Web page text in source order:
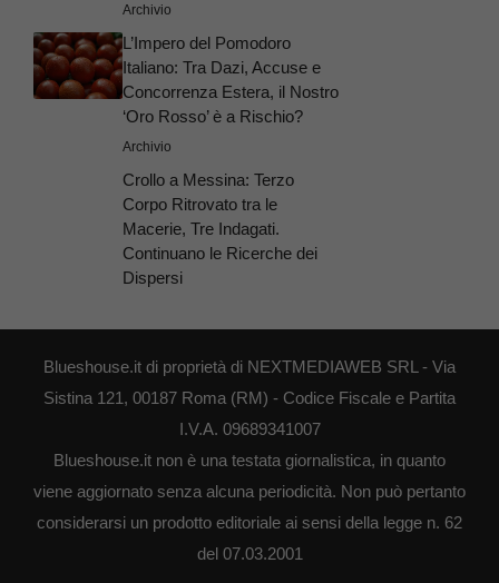
Archivio
L’Impero del Pomodoro
Italiano: Tra Dazi, Accuse e
Concorrenza Estera, il Nostro
‘Oro Rosso’ è a Rischio?
Archivio
Crollo a Messina: Terzo
Corpo Ritrovato tra le
Macerie, Tre Indagati.
Continuano le Ricerche dei
Dispersi
Blueshouse.it di proprietà di NEXTMEDIAWEB SRL - Via
Sistina 121, 00187 Roma (RM) - Codice Fiscale e Partita
I.V.A. 09689341007
Blueshouse.it non è una testata giornalistica, in quanto
viene aggiornato senza alcuna periodicità. Non può pertanto
considerarsi un prodotto editoriale ai sensi della legge n. 62
del 07.03.2001